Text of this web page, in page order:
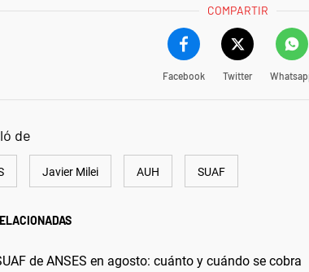
COMPARTIR
Facebook Twitter
de
Javier Milei AUH SUAF
de ANSES en agosto: cuánto y cuándo se cobra